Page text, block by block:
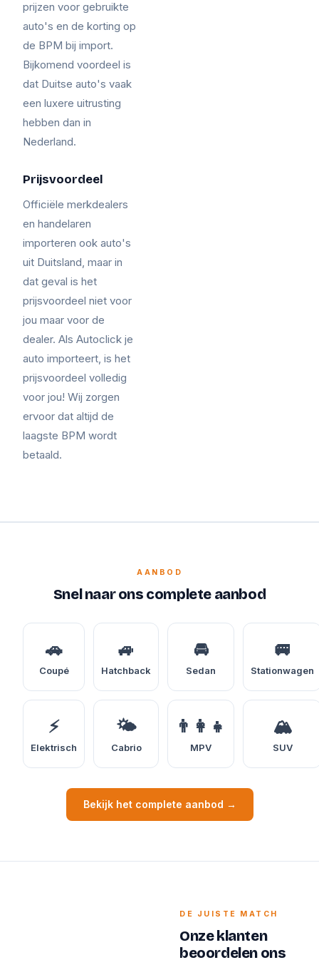
prijzen voor gebruikte
auto's en de korting op
de BPM bij import.
Bijkomend voordeel is
dat Duitse auto's vaak
een luxere uitrusting
hebben dan in
Nederland.
Prijsvoordeel
Officiële merkdealers
en handelaren
importeren ook auto's
uit Duitsland, maar in
dat geval is het
prijsvoordeel niet voor
jou maar voor de
dealer. Als Autoclick je
auto importeert, is het
prijsvoordeel volledig
voor jou! Wij zorgen
ervoor dat altijd de
laagste BPM wordt
betaald.
AANBOD
Snel naar ons complete aanbod
🚗
Coupé
🚙
Hatchback
🚘
Sedan
🚐
Stationwagen
⚡
Elektrisch
🌤️
Cabrio
👨‍👩‍👧
MPV
🏔️
SUV
Bekijk het complete aanbod →
DE JUISTE MATCH
Onze klanten
beoordelen ons